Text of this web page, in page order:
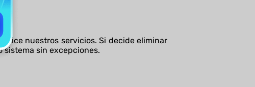
nuestros servicios. Si decide eliminar
sin excepciones.